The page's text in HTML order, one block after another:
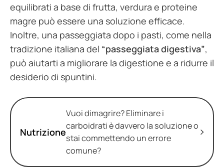
equilibrati a base di frutta, verdura e proteine
magre può essere una soluzione efficace.
Inoltre, una passeggiata dopo i pasti, come nella
tradizione italiana del “passeggiata digestiva”,
può aiutarti a migliorare la digestione e a ridurre il
desiderio di spuntini.
Nutrizione
Vuoi dimagrire? Eliminare i
carboidrati è davvero la soluzione o
stai commettendo un errore
comune?